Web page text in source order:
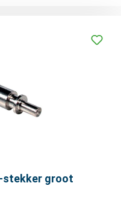
stekker groot